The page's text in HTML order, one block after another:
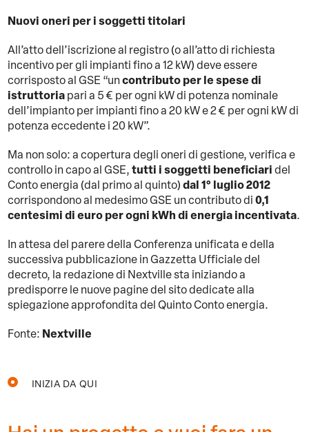
Nuovi oneri per i soggetti titolari
All’atto dell’iscrizione al registro (o all’atto di richiesta
incentivo per gli impianti fino a 12 kW) deve essere
corrisposto al GSE “uncontributo per le spese di
istruttoriapari a 5 € per ogni kW di potenza nominale
dell’impianto per impianti fino a 20 kW e 2 € per ogni kW di
potenza eccedente i 20 kW”.
Ma non solo: a copertura degli oneri di gestione, verifica e
controllo in capo al GSE,tutti i soggetti beneficiaridel
Conto energia (dal primo al quinto)dal 1° luglio 2012
corrispondono al medesimo GSE un contributo di0,1
centesimi di euro per ogni kWh di energia incentivata.
In attesa del parere della Conferenza unificata e della
successiva pubblicazione in Gazzetta Ufficiale del
decreto, la redazione di Nextville sta iniziando a
predisporre le nuove pagine del sito dedicate alla
spiegazione approfondita del Quinto Conto energia.
Fonte: Nextville
INIZIA DA QUI